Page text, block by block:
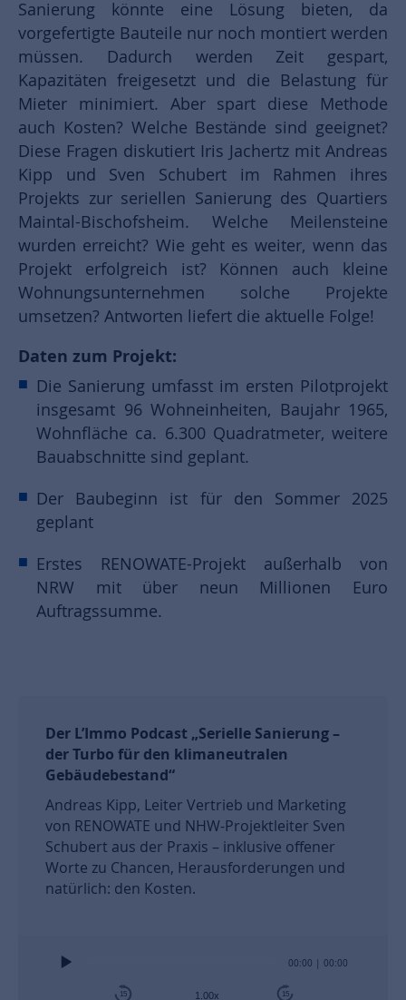
Sanierung könnte eine Lösung bieten, da
vorgefertigte Bauteile nur noch montiert werden
müssen. Dadurch werden Zeit gespart,
Kapazitäten freigesetzt und die Belastung für
Mieter minimiert. Aber spart diese Methode
auch Kosten? Welche Bestände sind geeignet?
Diese Fragen diskutiert Iris Jachertz mit Andreas
Kipp und Sven Schubert im Rahmen ihres
Projekts zur seriellen Sanierung des Quartiers
Maintal-Bischofsheim. Welche Meilensteine
wurden erreicht? Wie geht es weiter, wenn das
Projekt erfolgreich ist? Können auch kleine
Wohnungsunternehmen solche Projekte
umsetzen? Antworten liefert die aktuelle Folge!
Daten zum Projekt:
Die Sanierung umfasst im ersten Pilotprojekt
insgesamt 96 Wohneinheiten, Baujahr 1965,
Wohnfläche ca. 6.300 Quadratmeter, weitere
Bauabschnitte sind geplant.
Der Baubeginn ist für den Sommer 2025
geplant
Erstes RENOWATE-Projekt außerhalb von
NRW mit über neun Millionen Euro
Auftragssumme.
Der L’Immo Podcast „Serielle Sanierung –
der Turbo für den klimaneutralen
Gebäudebestand“
Andreas Kipp, Leiter Vertrieb und Marketing
von RENOWATE und NHW-Projektleiter Sven
Schubert aus der Praxis – inklusive offener
Worte zu Chancen, Herausforderungen und
natürlich: den Kosten.
Audio
00:00 00:00
15 1.00x 15